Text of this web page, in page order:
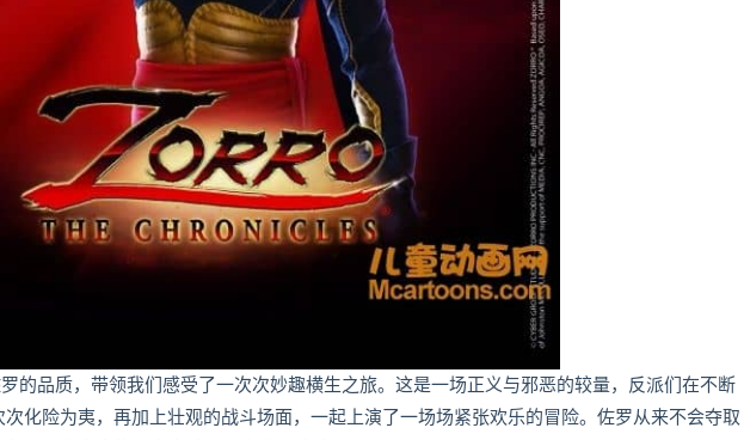
的品质，带领我们感受了一次次妙趣横生之旅。这是一场正义与邪恶的较量，反派们在不断
化险为夷，再加上壮观的战斗场面，一起上演了一场场紧张欢乐的冒险。佐罗从来不会夺取